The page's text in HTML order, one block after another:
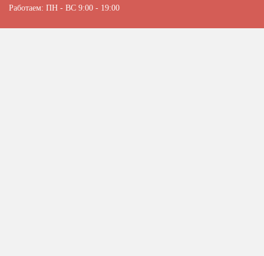
Работаем: ПН - ВС 9:00 - 19:00